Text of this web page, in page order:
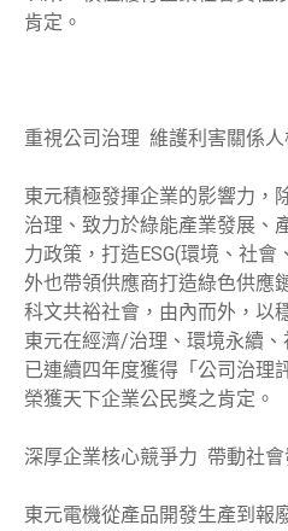
肯定。
重視公司治理 維護利害關係人
東元積極發揮企業的影響力，
治理、致力於綠能產業發展、
力政策，打造ESG(環境、社
外也帶領供應商打造綠色供應
科文共裕社會，由內而外，以
東元在經濟/治理、環境永續、
已連續四年度獲得「公司治理
榮獲天下企業公民獎之肯定。
深厚企業核心競爭力 帶動社
東元電機從產品開發生產到報